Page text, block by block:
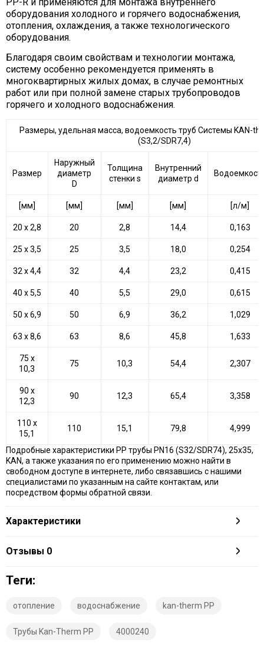
оборудования холодного и горячего водоснабжения,
отопления, охлаждения, а также технологического
оборудования.
Благодаря своим свойствам и технологии монтажа,
систему особенно рекомендуется применять в
многоквартирных жилых домах, в случае ремонтных
работ или при полной замене старых трубопроводов
горячего и холодного водоснабжения.
Размеры, удельная масса, водоемкость труб Системы KAN-
(S3,2/SDR7,4)
Размер
Наружный
диаметр
D
Толщина
стенки s
Внутренний
диаметр d
[мм] [мм] [мм] [мм] [л/м]
20 х 2,8 20 2,8 14,4 0,163
25 х 3,5 25 3,5 18,0 0,254
32 х 4,4 32 4,4 23,2 0,415
40 х 5,5 40 5,5 29,0 0,615
50 х 6,9 50 6,9 36,2 1,029
63 х 8,6 63 8,6 45,8 1,633
75 х
10,3
75 10,3 54,4 2,307
90 х
12,3
90 12,3 65,4 3,358
110 х
15,1
110 15,1 79,8 4,999
Подробные характеристики PP трубы PN16 (S32/SDR74), 25х35,
KAN, а также указания по его применению можно найти в
свободном доступе в интернете, либо связавшись с нашими
специалистами по указанным на сайте контактам, или
посредством формы обратной связи.
Характеристики
Отзывы 0
Теги:
отопление водоснабжение kan-therm PP
Трубы Kan-Therm PP 4000240